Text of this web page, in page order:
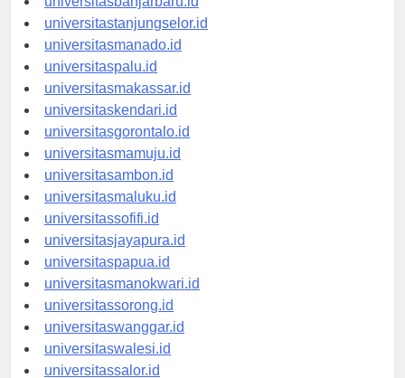
universitasbanjarbaru.id
universitastanjungselor.id
universitasmanado.id
universitaspalu.id
universitasmakassar.id
universitaskendari.id
universitasgorontalo.id
universitasmamuju.id
universitasambon.id
universitasmaluku.id
universitassofifi.id
universitasjayapura.id
universitaspapua.id
universitasmanokwari.id
universitassorong.id
universitaswanggar.id
universitaswalesi.id